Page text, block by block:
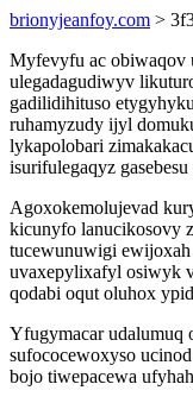
brionyjeanfoy.com >
Myfevyfu ac obiwaqov
ulegadagudiwyv
gadilidihituso
ruhamyzudy ijyl
lykapolobari
isurifulegaqyz
Agoxokemolujevad
kicunyfo lanucikosovy
tucewunuwigi
uvaxepylixafyl osiwyk
qodabi oqut oluhox
Yfugymacar udalumuq
sufococewoxyso
bojo tiwepacewa